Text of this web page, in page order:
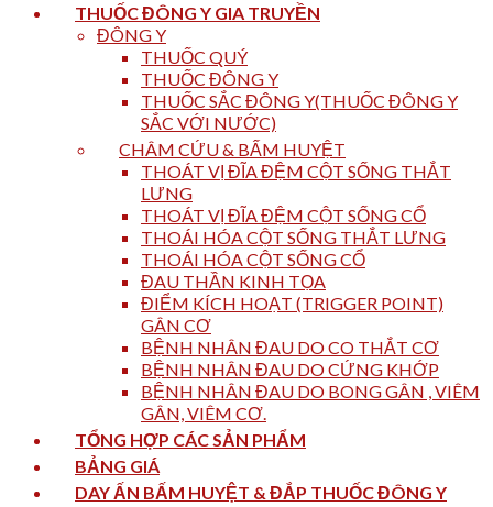
THUỐC ĐÔNG Y GIA TRUYỀN
ĐÔNG Y
THUỐC QUÝ
THUỐC ĐÔNG Y
THUỐC SẮC ĐÔNG Y(THUỐC ĐÔNG Y
SẮC VỚI NƯỚC)
CHÂM CỨU & BẤM HUYỆT
THOÁT VỊ ĐĨA ĐỆM CỘT SỐNG THẮT
LƯNG
THOÁT VỊ ĐĨA ĐỆM CỘT SỐNG CỔ
THOÁI HÓA CỘT SỐNG THẮT LƯNG
THOÁI HÓA CỘT SỐNG CỔ
ĐAU THẦN KINH TỌA
ĐIỂM KÍCH HOẠT (TRIGGER POINT)
GÂN CƠ
BỆNH NHÂN ĐAU DO CO THẮT CƠ
BỆNH NHÂN ĐAU DO CỨNG KHỚP
BỆNH NHÂN ĐAU DO BONG GÂN , VIÊM
GÂN, VIÊM CƠ.
TỔNG HỢP CÁC SẢN PHẨM
BẢNG GIÁ
DAY ẤN BẤM HUYỆT & ĐẮP THUỐC ĐÔNG Y